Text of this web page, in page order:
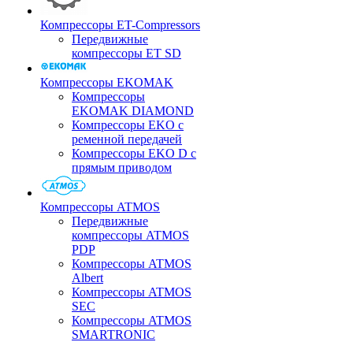
Компрессоры ET-Compressors
Передвижные
компрессоры ET SD
Компрессоры EKOMAK
Компрессоры
EKOMAK DIAMOND
Компрессоры EKO c
ременной передачей
Компрессоры EKO D с
прямым приводом
Компрессоры ATMOS
Передвижные
компрессоры ATMOS
PDP
Компрессоры ATMOS
Albert
Компрессоры ATMOS
SEC
Компрессоры ATMOS
SMARTRONIC